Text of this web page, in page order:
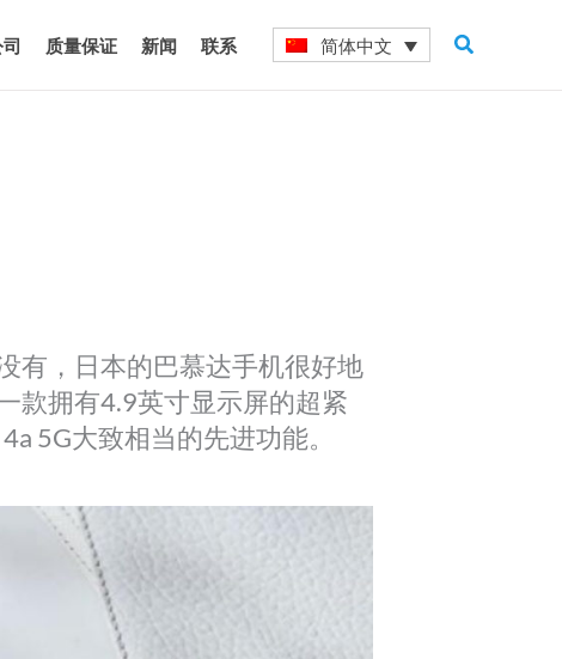
质量保证 新闻 联系 简体中文
搜
有，日本的巴慕达手机很好地
款拥有4.9英寸显示屏的超紧
5G大致相当的先进功能。